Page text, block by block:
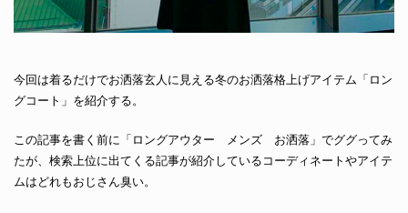
今回は着るだけでお洒落玄人に見える冬のお洒落格上げアイテム「ロン
グコート」を紹介する。
この記事を書く前に「ロングアウター メンズ お洒落」でググってみ
たが、検索上位に出てくる記事が紹介しているコーディネートやアイテ
ムはどれもおじさん臭い。